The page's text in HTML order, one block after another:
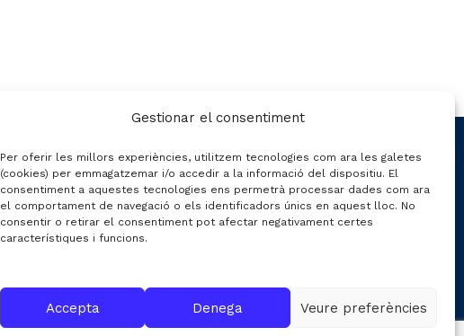
Gestionar el consentiment
Per oferir les millors experiències, utilitzem tecnologies com ara les galetes
(cookies) per emmagatzemar i/o accedir a la informació del dispositiu. El
consentiment a aquestes tecnologies ens permetrà processar dades com ara
el comportament de navegació o els identificadors únics en aquest lloc. No
consentir o retirar el consentiment pot afectar negativament certes
característiques i funcions.
Accepta Denega Veure preferències
CONTACTE
C/ Gran de Gràcia nº 69 entr.
08012 de Barcelona
Premsa:
premsa@fecavem.cat
Patronal Catalana d'Automoció